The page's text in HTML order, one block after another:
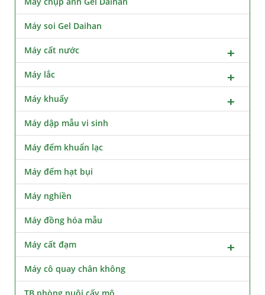
Máy soi Gel Daihan
Máy cất nước
Máy lắc
Máy khuấy
Máy dập mẫu vi sinh
Máy đếm khuẩn lạc
Máy đếm hạt bụi
Máy nghiền
Máy đồng hóa mẫu
Máy cất đạm
Máy cô quay chân không